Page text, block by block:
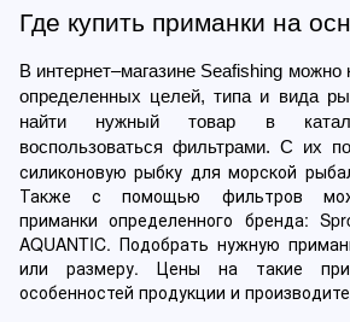
Где купить приманки на
В интернет–магазине Seafishing можно
определенных целей, типа и вида
найти нужный товар в
силиконовую рыбку для морской
Также с помощью фильтров
приманки определенного бренда:
AQUANTIC. Подобрать нужную
или размеру. Цены на такие
особенностей продукции и